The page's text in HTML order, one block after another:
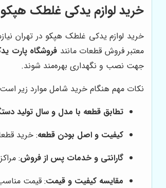
خرید لوازم یدکی غلطک
خرید لوازم یدکی غلطک هپکو در تهران
معتبر فروش قطعات مانند فروشگاه پارت
جهت نصب و نگهداری بهره‌مند شوند.
نکات مهم هنگام خرید شامل موارد زیر
تطابق قطعه با مدل و سال تولید
کیفیت و اصل بودن قطعه: خرید
گارانتی و خدمات پس از فروش:
مقایسه کیفیت و قیمت: قیمت مناسب